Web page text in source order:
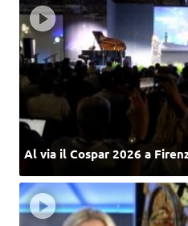
Al via il Cospar 2026 a